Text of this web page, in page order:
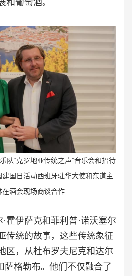
和葡萄酒。
队“克罗地亚传统之声”音乐会和招待
建国日活动西班牙驻华大使和东道主
在酒会现场商谈合作
伊萨克和菲利普·诺沃塞尔
传统的故事，这些传统象征
区，从杜布罗夫尼克和达尔
萨格勒布。他们不仅融合了